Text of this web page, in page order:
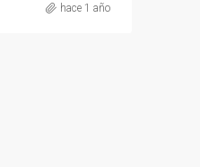
hace 1 año